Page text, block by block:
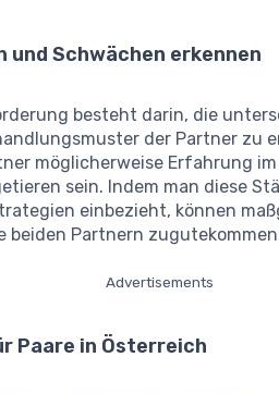
und Schwächen erkennen
besteht darin, die
der Partner zu
möglicherweise Erfahrung
sein. Indem man diese
einbezieht, können
beiden Partnern
Advertisements
Paare in Österreich